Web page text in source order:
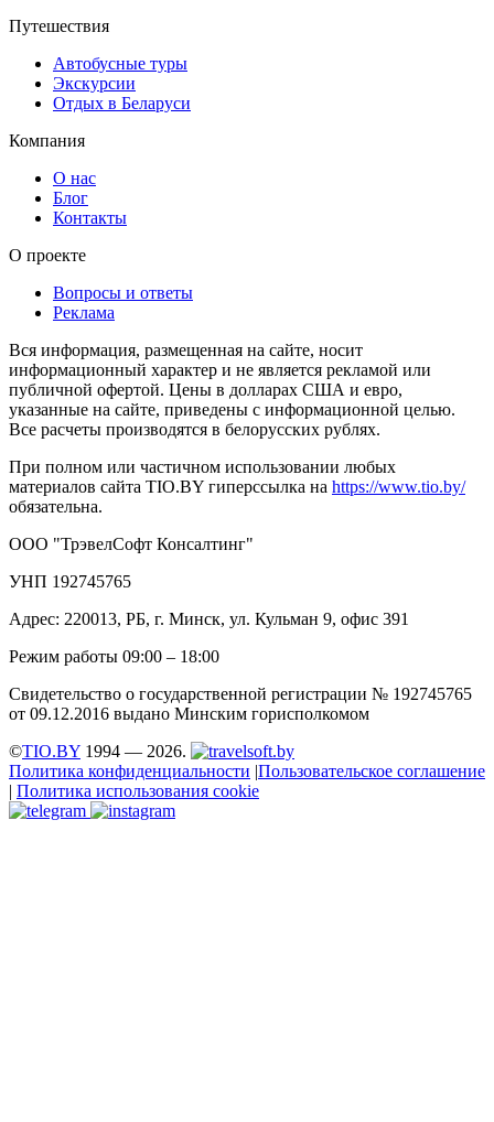
Путешествия
Автобусные туры
Экскурсии
Отдых в Беларуси
Компания
О нас
Блог
Контакты
О проекте
Вопросы и ответы
Реклама
Вся информация, размещенная на сайте, носит
информационный характер и не является рекламой или
публичной офертой. Цены в долларах США и евро,
указанные на сайте, приведены с информационной целью.
Все расчеты производятся в белорусских рублях.
При полном или частичном использовании любых
материалов сайта TIO.BY гиперссылка на https://www.tio.by/
обязательна.
ООО "ТрэвелСофт Консалтинг"
УНП 192745765
Адрес: 220013, РБ, г. Минск, ул. Кульман 9, офис 391
Режим работы 09:00 – 18:00
Свидетельство о государственной регистрации № 192745765
от 09.12.2016 выдано Минским горисполкомом
©TIO.BY 1994 — 2026.
Политика конфиденциальности |Пользовательское соглашение
| Политика использования cookie